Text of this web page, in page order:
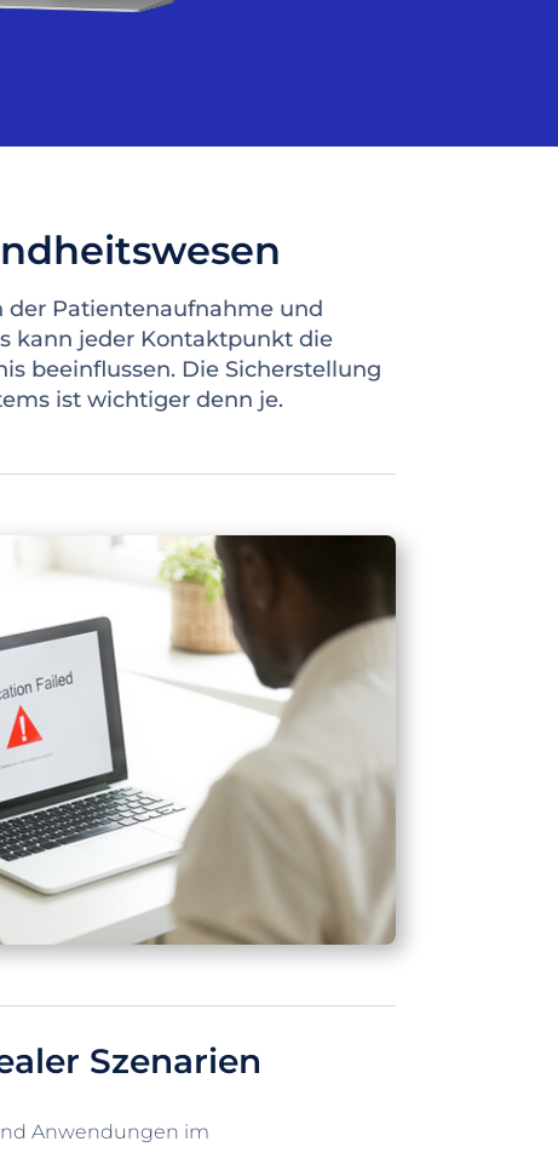
der Patientenaufnahme und
kann jeder Kontaktpunkt die
beeinflussen. Die Sicherstellung
ist wichtiger denn je.
Szenarien
Anwendungen im